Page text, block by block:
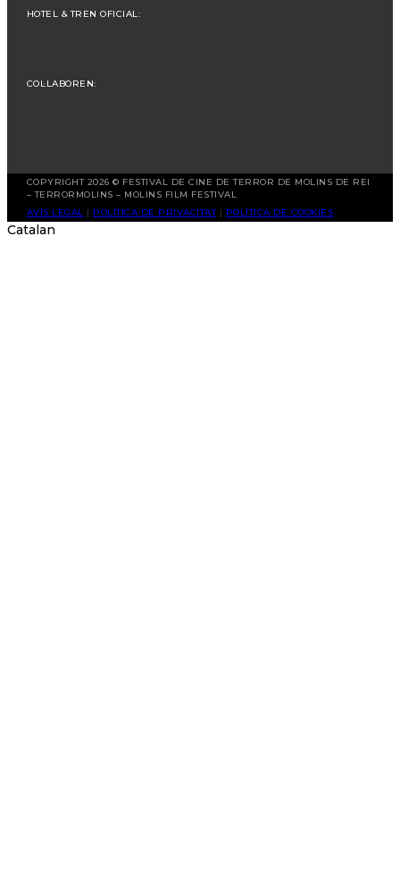
HOTEL & TREN OFICIAL:
COL·LABOREN:
COPYRIGHT 2026 © FESTIVAL DE CINE DE TERROR DE MOLINS DE REI
– TERRORMOLINS – MOLINS FILM FESTIVAL
AVÍS LEGAL | POLÍTICA DE PRIVACITAT| POLÍTICA DE COOKIES
Catalan